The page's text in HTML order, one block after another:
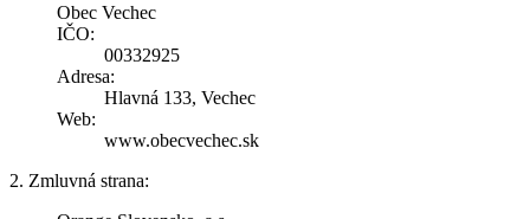
Obec Vechec
IČO:
00332925
Adresa:
Hlavná 133, Vechec
Web:
www.obecvechec.sk
2. Zmluvná strana: